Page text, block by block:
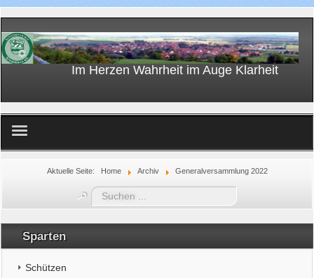
Im Herzen Wahrheit im Auge Klarheit
Home
Aktuelle Seite: Home Archiv Generalversammlung 2022
Suchen
...
Sparten
Schützen